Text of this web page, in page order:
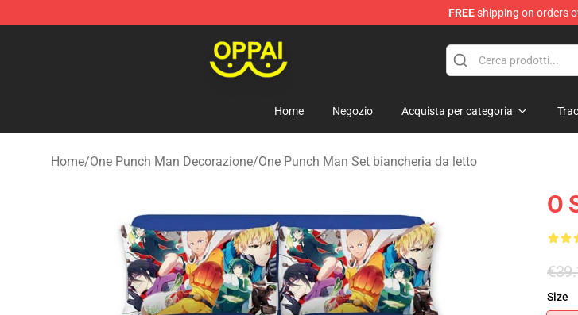
FREEshipping on orders
Home Negozio Acquista per categoria
Home/One Punch Man Decorazione/One Punch Man Set biancheria da letto
O
Size